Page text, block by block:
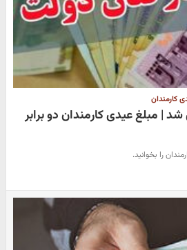
کارمندان
| مبلغ عیدی کارمندان دو برابر
را بخوانید.